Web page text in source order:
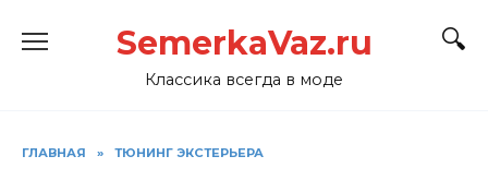
SemerkaVaz.ru
Классика всегда в моде
ГЛАВНАЯ » ТЮНИНГ ЭКСТЕРЬЕРА